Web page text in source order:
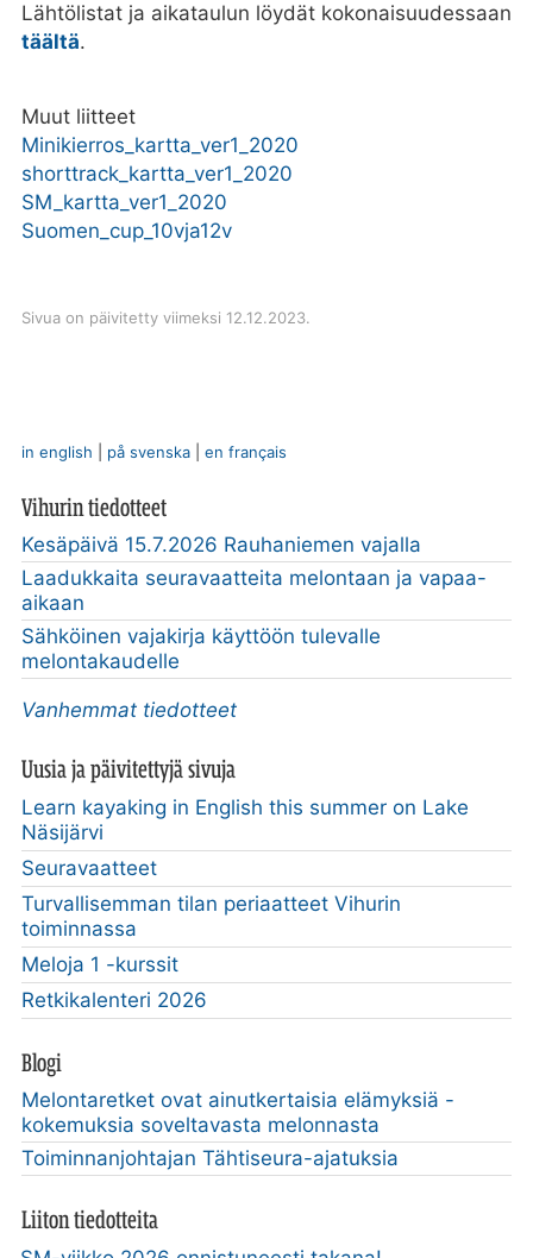
Lähtölistat ja aikataulun löydät kokonaisuudessaan
täältä.
Muut liitteet
Minikierros_kartta_ver1_2020
shorttrack_kartta_ver1_2020
SM_kartta_ver1_2020
Suomen_cup_10vja12v
Sivua on päivitetty viimeksi 12.12.2023.
in english på svenska| en français
Vihurin tiedotteet
Kesäpäivä 15.7.2026 Rauhaniemen vajalla
Laadukkaita seuravaatteita melontaan ja vapaa-
aikaan
Sähköinen vajakirja käyttöön tulevalle
melontakaudelle
Vanhemmat tiedotteet
Uusia ja päivitettyjä sivuja
Learn kayaking in English this summer on Lake
Näsijärvi
Seuravaatteet
Turvallisemman tilan periaatteet Vihurin
toiminnassa
Meloja 1 -kurssit
Retkikalenteri 2026
Blogi
Melontaretket ovat ainutkertaisia elämyksiä -
kokemuksia soveltavasta melonnasta
Toiminnanjohtajan Tähtiseura-ajatuksia
Liiton tiedotteita